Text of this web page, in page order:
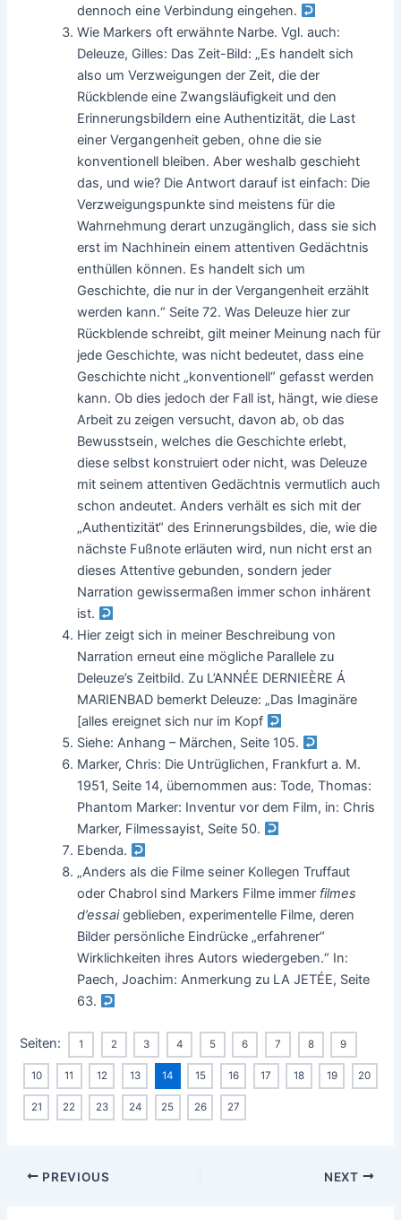
dennoch eine Verbindung eingehen.
Wie Markers oft erwähnte Narbe. Vgl. auch:
Deleuze, Gilles: Das Zeit-Bild: „Es handelt sich
also um Verzweigungen der Zeit, die der
Rückblende eine Zwangsläufigkeit und den
Erinnerungsbildern eine Authentizität, die Last
einer Vergangenheit geben, ohne die sie
konventionell bleiben. Aber weshalb geschieht
das, und wie? Die Antwort darauf ist einfach: Die
Verzweigungspunkte sind meistens für die
Wahrnehmung derart unzugänglich, dass sie sich
erst im Nachhinein einem attentiven Gedächtnis
enthüllen können. Es handelt sich um
Geschichte, die nur in der Vergangenheit erzählt
werden kann.“ Seite 72. Was Deleuze hier zur
Rückblende schreibt, gilt meiner Meinung nach für
jede Geschichte, was nicht bedeutet, dass eine
Geschichte nicht „konventionell“ gefasst werden
kann. Ob dies jedoch der Fall ist, hängt, wie diese
Arbeit zu zeigen versucht, davon ab, ob das
Bewusstsein, welches die Geschichte erlebt,
diese selbst konstruiert oder nicht, was Deleuze
mit seinem attentiven Gedächtnis vermutlich auch
schon andeutet. Anders verhält es sich mit der
„Authentizität“ des Erinnerungsbildes, die, wie die
nächste Fußnote erläuten wird, nun nicht erst an
dieses Attentive gebunden, sondern jeder
Narration gewissermaßen immer schon inhärent
ist.
Hier zeigt sich in meiner Beschreibung von
Narration erneut eine mögliche Parallele zu
Deleuze’s Zeitbild. Zu L’ANNÉE DERNIEÈRE Á
MARIENBAD bemerkt Deleuze: „Das Imaginäre
[alles ereignet sich nur im Kopf
Siehe: Anhang – Märchen, Seite 105.
Marker, Chris: Die Untrüglichen, Frankfurt a. M.
1951, Seite 14, übernommen aus: Tode, Thomas:
Phantom Marker: Inventur vor dem Film, in: Chris
Marker, Filmessayist, Seite 50.
Ebenda.
„Anders als die Filme seiner Kollegen Truffaut
oder Chabrol sind Markers Filme immer filmes
d’essaigeblieben, experimentelle Filme, deren
Bilder persönliche Eindrücke „erfahrener“
Wirklichkeiten ihres Autors wiedergeben.“ In:
Paech, Joachim: Anmerkung zu LA JETÉE, Seite
63.
Seiten: 1 2 3 4 5 6 7 8 9
10 11 12 13 14 15 16 17 18 19 20
21 22 23 24 25 26 27
Post
PREVIOUS NEXT